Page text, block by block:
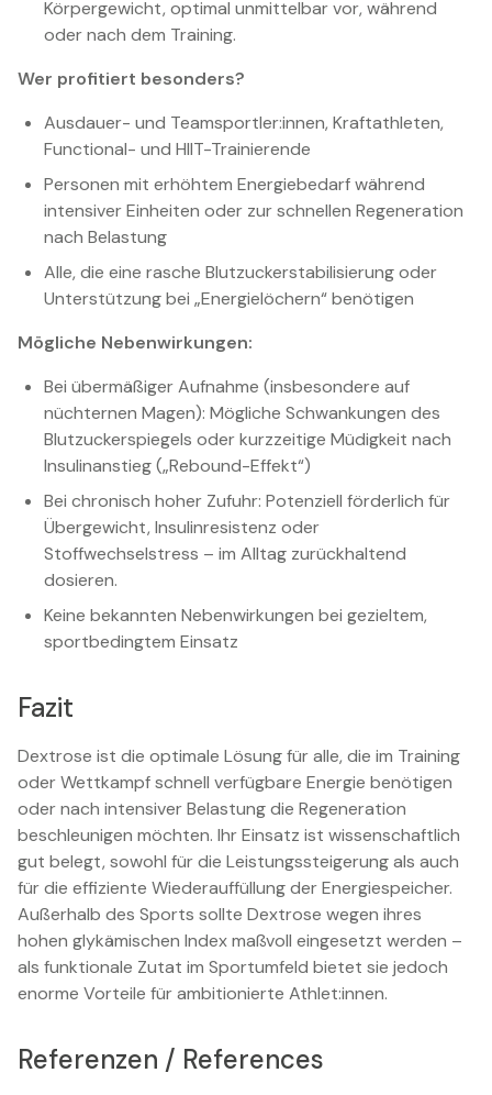
Körpergewicht, optimal unmittelbar vor, während
oder nach dem Training.
Wer profitiert besonders?
Ausdauer- und Teamsportler:innen, Kraftathleten,
Functional- und HIIT-Trainierende
Personen mit erhöhtem Energiebedarf während
intensiver Einheiten oder zur schnellen Regeneration
nach Belastung
Alle, die eine rasche Blutzuckerstabilisierung oder
Unterstützung bei „Energielöchern“ benötigen
Mögliche Nebenwirkungen:
Bei übermäßiger Aufnahme (insbesondere auf
nüchternen Magen): Mögliche Schwankungen des
Blutzuckerspiegels oder kurzzeitige Müdigkeit nach
Insulinanstieg („Rebound-Effekt“)
Bei chronisch hoher Zufuhr: Potenziell förderlich für
Übergewicht, Insulinresistenz oder
Stoffwechselstress – im Alltag zurückhaltend
dosieren.
Keine bekannten Nebenwirkungen bei gezieltem,
sportbedingtem Einsatz
Fazit
Dextrose ist die optimale Lösung für alle, die im Training
oder Wettkampf schnell verfügbare Energie benötigen
oder nach intensiver Belastung die Regeneration
beschleunigen möchten. Ihr Einsatz ist wissenschaftlich
gut belegt, sowohl für die Leistungssteigerung als auch
für die effiziente Wiederauffüllung der Energiespeicher.
Außerhalb des Sports sollte Dextrose wegen ihres
hohen glykämischen Index maßvoll eingesetzt werden –
als funktionale Zutat im Sportumfeld bietet sie jedoch
enorme Vorteile für ambitionierte Athlet:innen.
Referenzen / References